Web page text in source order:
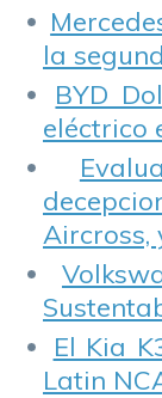
la
BYD
eléctrico
Aircross,
El Kia
Latin